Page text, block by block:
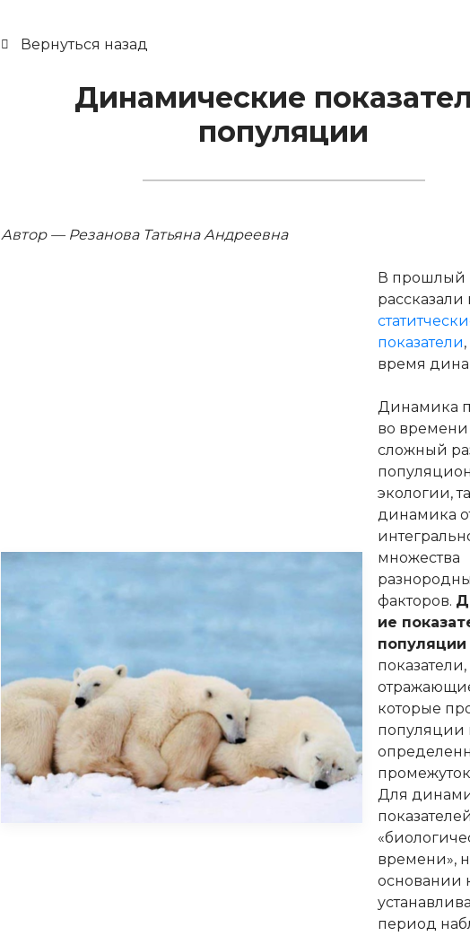
Вернуться назад
Динамические
популяции
Автор — Резанова Татьяна Андреевна
В прошлый
рассказали
показатели
время
Динамика
во времени
сложный
экологии,
динамика
множества
факторов.
ие
популяции
показатели,
которые
популяции
Для
времени»,
основании
период